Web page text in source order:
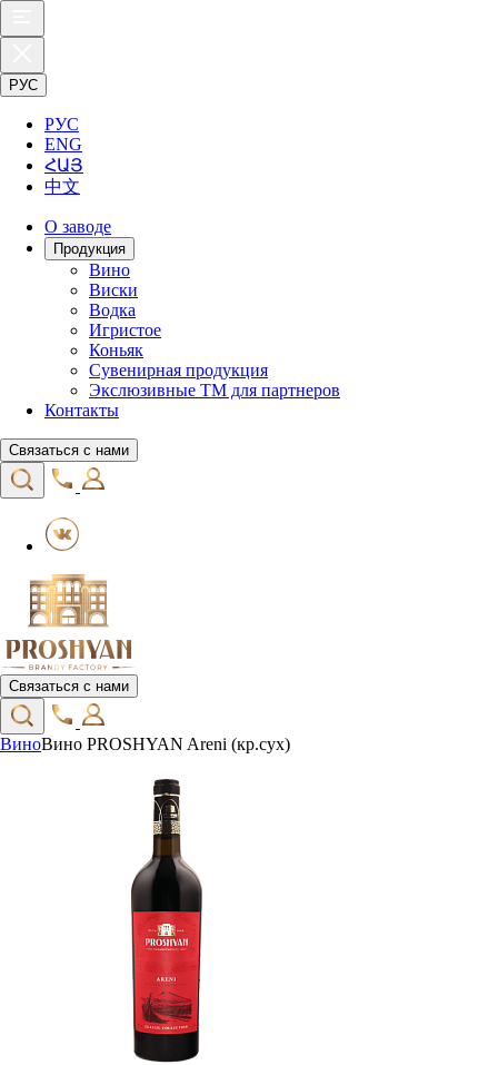
РУС
РУС
ENG
ՀԱՅ
中文
О заводе
Продукция
Вино
Виски
Водка
Игристое
Коньяк
Сувенирная продукция
Экслюзивные ТМ для партнеров
Контакты
Связаться с нами
Связаться с нами
ВиноВино PROSHYAN Areni (кр.сух)